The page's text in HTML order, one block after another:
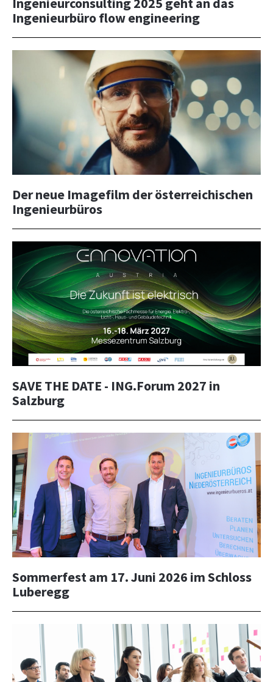
NEWS
NICHT AMTLICHE SACHVERSTÄNDIGE
Ingenieurbüro flow engineering
Der neue Imagefilm der österreichischen
Ingenieurbüros
SAVE THE DATE - ING.Forum 2027 in
Salzburg
Sommerfest am 17. Juni 2026 im Schloss
Luberegg